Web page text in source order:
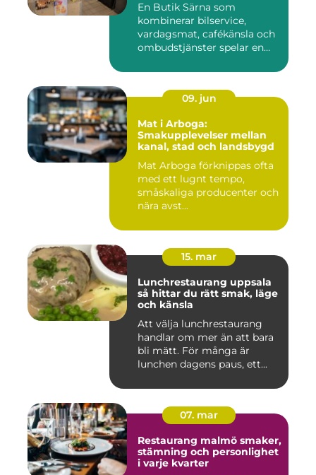
En Butik Särna som
kombinerar bilservice,
vardagsmat, cafékänsla och
ombudstjänster spelar en
09. jun
Mat i Arboga:
Smakupplevelser mellan
kanal, stad och landsbygd
Mat Arboga förknippas ofta
med ett lugnt tempo,
småskaliga producenter och
nära avst...
15. mar
Lunchrestaurang uppsala
så hittar du rätt smak, läge
och känsla
Att välja lunchrestaurang
handlar om mer än att bara
bli mätt. För många är
lunchen dagens paus, ett...
07. mar
Restaurang malmö smaker,
stämning och personlighet
i varje kvarter